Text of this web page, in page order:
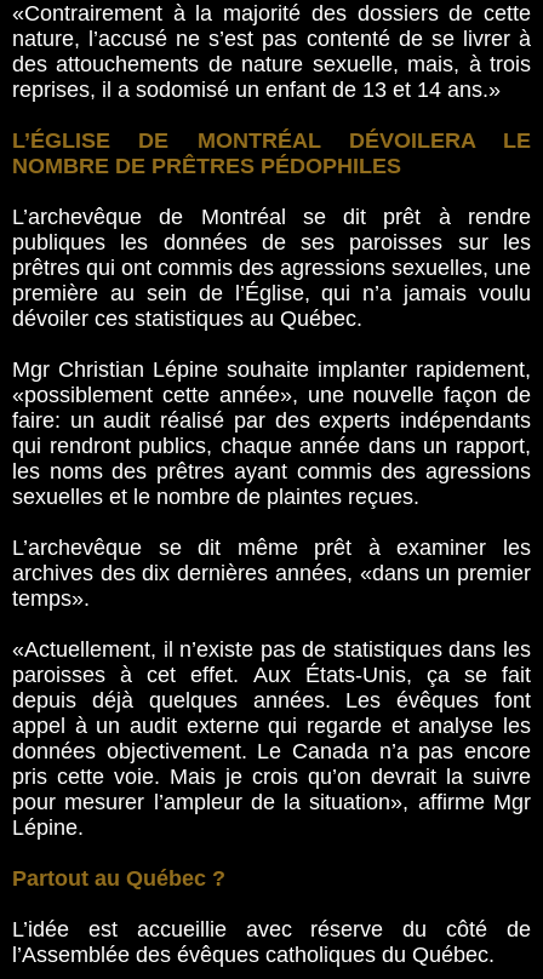
«Contrairement à la majorité des dossiers de cette
nature, l’accusé ne s’est pas contenté de se livrer à
des attouchements de nature sexuelle, mais, à trois
reprises, il a sodomisé un enfant de 13 et 14 ans.»
L’ÉGLISE DE MONTRÉAL DÉVOILERA LE
NOMBRE DE PRÊTRES PÉDOPHILES
L’archevêque de Montréal se dit prêt à rendre
publiques les données de ses paroisses sur les
prêtres qui ont commis des agressions sexuelles, une
première au sein de l’Église, qui n’a jamais voulu
dévoiler ces statistiques au Québec.
Mgr Christian Lépine souhaite implanter rapidement,
«possiblement cette année», une nouvelle façon de
faire: un audit réalisé par des experts indépendants
qui rendront publics, chaque année dans un rapport,
les noms des prêtres ayant commis des agressions
sexuelles et le nombre de plaintes reçues.
L’archevêque se dit même prêt à examiner les
archives des dix dernières années, «dans un premier
temps».
«Actuellement, il n’existe pas de statistiques dans les
paroisses à cet effet. Aux États-Unis, ça se fait
depuis déjà quelques années. Les évêques font
appel à un audit externe­­ qui regarde et analyse les
données objectivement. Le Canada n’a pas encore
pris cette voie. Mais je crois qu’on devrait la suivre
pour mesurer l’ampleur de la situation», affirme Mgr
Lépine.
Partout au Québec ?
L’idée est accueillie avec réserve du côté de
l’Assemblée des évêques catholiques du Québec.